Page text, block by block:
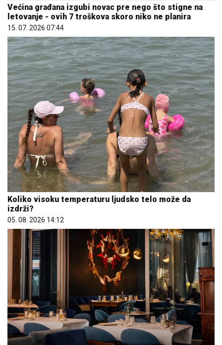
Većina građana izgubi novac pre nego što stigne na
letovanje - ovih 7 troškova skoro niko ne planira
15. 07. 2026 07:44
Koliko visoku temperaturu ljudsko telo može da
izdrži?
05. 08. 2026 14:12